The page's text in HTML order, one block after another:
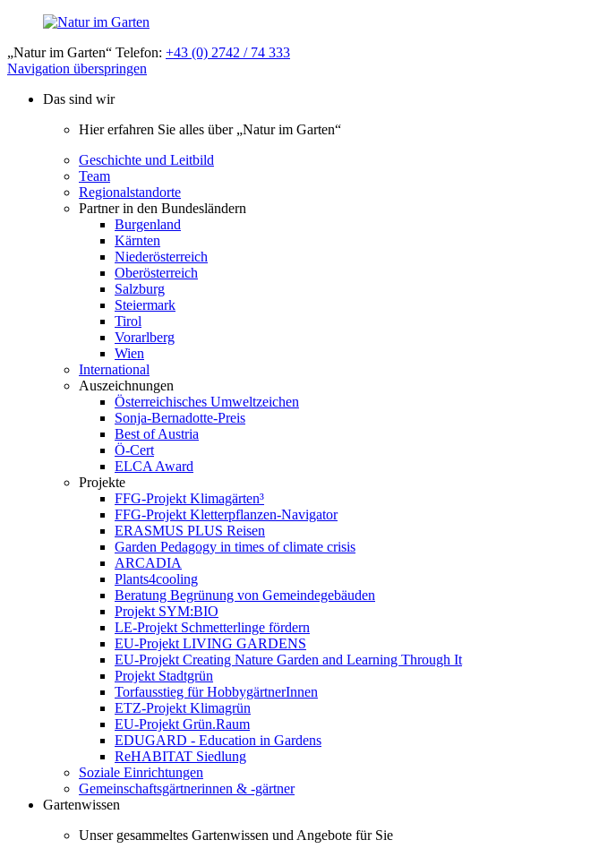
„Natur im Garten“ Telefon: +43 (0) 2742 / 74 333
Navigation überspringen
Das sind wir
Hier erfahren Sie alles über „Natur im Garten“
Geschichte und Leitbild
Team
Regionalstandorte
Partner in den Bundesländern
Burgenland
Kärnten
Niederösterreich
Oberösterreich
Salzburg
Steiermark
Tirol
Vorarlberg
Wien
International
Auszeichnungen
Österreichisches Umweltzeichen
Sonja-Bernadotte-Preis
Best of Austria
Ö-Cert
ELCA Award
Projekte
FFG-Projekt Klimagärten³
FFG-Projekt Kletterpflanzen-Navigator
ERASMUS PLUS Reisen
Garden Pedagogy in times of climate crisis
ARCADIA
Plants4cooling
Beratung Begrünung von Gemeindegebäuden
Projekt SYM:BIO
LE-Projekt Schmetterlinge fördern
EU-Projekt LIVING GARDENS
EU-Projekt Creating Nature Garden and Learning Through It
Projekt Stadtgrün
Torfausstieg für HobbygärtnerInnen
ETZ-Projekt Klimagrün
EU-Projekt Grün.Raum
EDUGARD - Education in Gardens
ReHABITAT Siedlung
Soziale Einrichtungen
Gemeinschaftsgärtnerinnen & -gärtner
Gartenwissen
Unser gesammeltes Gartenwissen und Angebote für Sie